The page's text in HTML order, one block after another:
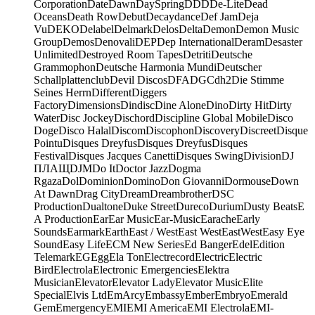
CorporationDateDawnDaySpringDDDDe-LiteDead
OceansDeath RowDebutDecaydanceDef JamDeja
VuDEKODelabelDelmarkDelosDeltaDemonDemon Music
GroupDemosDenovaliDEPDep InternationalDeramDesaster
UnlimitedDestroyed Room TapesDetritiDeutsche
GrammophonDeutsche Harmonia MundiDeutscher
SchallplattenclubDevil DiscosDFADGCdh2Die Stimme
Seines HerrnDifferentDiggers
FactoryDimensionsDindiscDine AloneDinoDirty HitDirty
WaterDisc JockeyDischordDiscipline Global MobileDisco
DogeDisco HalalDiscomDiscophonDiscoveryDiscreetDisque
PointuDisques DreyfusDisques DreyfusDisques
FestivalDisques Jacques CanettiDisques SwingDivisionDJ
ПЛАЩDJMDo ItDoctor JazzDogma
RgazaDolDominionDominoDon GiovanniDormouseDown
At DawnDrag CityDreamDreambrotherDSC
ProductionDualtoneDuke StreetDurecoDuriumDusty BeatsE
A ProductionEarEar MusicEar-MusicEaracheEarly
SoundsEarmarkEarthEast / WestEast WestEastWestEasy Eye
SoundEasy LifeECM New SeriesEd BangerEdelEdition
TelemarkEGEggEla TonElectrecordElectricElectric
BirdElectrolaElectronic EmergenciesElektra
MusicianElevatorElevator LadyElevator MusicElite
SpecialElvis LtdEmArcyEmbassyEmberEmbryoEmerald
GemEmergencyEMIEMI AmericaEMI ElectrolaEMI-